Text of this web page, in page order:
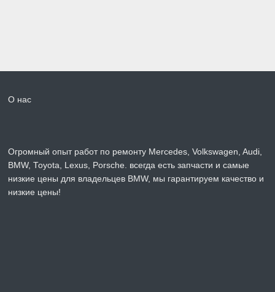
О нас
Огромный опыт работ по ремонту Mercedes, Volkswagen, Audi,
BMW, Toyota, Lexus, Porsche. всегда есть запчасти и самые
низкие цены для владельцев BMW, мы гарантируем качество и
низкие цены!